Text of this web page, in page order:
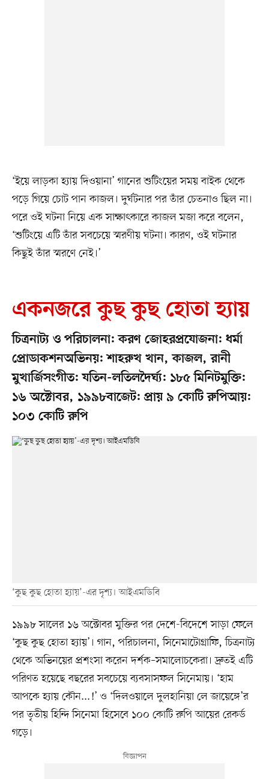
‘ইয়ে লাড়কা হ্যায় দিওয়ানা’ গানের শুটিংয়ের সময় বাইক থেকে
পড়ে গিয়ে চোট পান কাজল। দুর্ঘটনার পর তাঁর চেতনাও ছিল না।
পরে ওই ঘটনা নিয়ে এক সাক্ষাৎকারে কাজল মজা করে বলেন,
‘শুটিংয়ে এটি তাঁর সবচেয়ে স্মরণীয় ঘটনা। কারণ, ওই ঘটনার
কিছুই তাঁর স্মরণে নেই।’
একনজরে কুছ কুছ হোতা হ্যায়
চিত্রনাট্য ও পরিচালনা: করণ জোহরপ্রযোজনা: ধর্মা
প্রোডাকশনঅভিনয়: শাহরুখ খান, কাজল, রানী
মুখার্জিসংগীত: যতিন-লতিলদৈর্ঘ্য: ১৮৫ মিনিটমুক্তি:
১৬ অক্টোবর, ১৯৯৮বাজেট: প্রায় ৯ কোটি রুপিআয়:
১০৩ কোটি রুপি
‘কুছ কুছ হোতা হ্যায়’-এর দৃশ্য। আইএমডিবি
১৯৯৮ সালের ১৬ অক্টোবর মুক্তির পর দেশে-বিদেশে সাড়া ফেলে
‘কুছ কুছ হোতা হ্যায়’। গান, পরিচালনা, সিনেমাটোগ্রাফি, চিত্রনাট্য
থেকে অভিনয়ের প্রশংসা করেন দর্শক–সমালোচকেরা। দ্রুতই এটি
পরিণত হয়েছে বছরের সবচেয়ে ব্যবসাসফল সিনেমায়। ‘হাম
আপকে হ্যায় কৌন...!’ ও ‘দিলওয়ালে দুলহানিয়া লে জায়েঙ্গে’র
পর তৃতীয় হিন্দি সিনেমা হিসেবে ১০০ কোটি রুপি আয়ের রেকর্ড
গড়ে।